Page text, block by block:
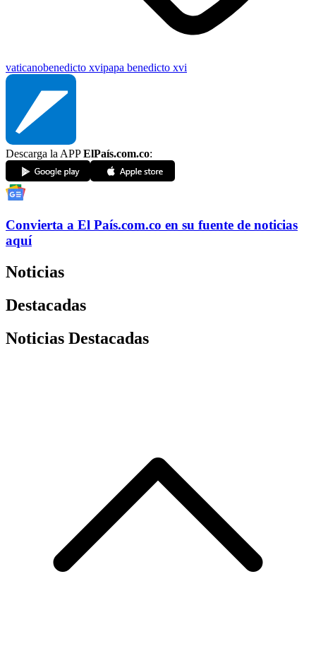
vaticanobenedicto xvipapa benedicto xvi
Descarga la APPElPaís.com.co:
Convierta a El País.com.co en su fuente de noticias
aquí
Noticias
Destacadas
Noticias Destacadas